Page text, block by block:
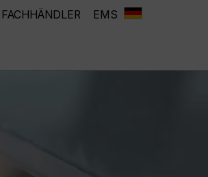
FACHHÄNDLER EMS